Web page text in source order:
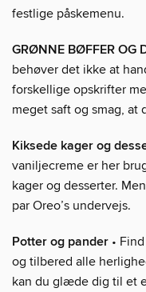
festlige påskemenu.
GRØNNE BØFFER OG
behøver det ikke at
forskellige opskrifter
meget saft og smag, at
Kiksede kager og
vaniljecreme er her
kager og desserter.
par Oreo’s undervejs.
Potter og pander •
og tilbered alle
kan du glæde dig til et